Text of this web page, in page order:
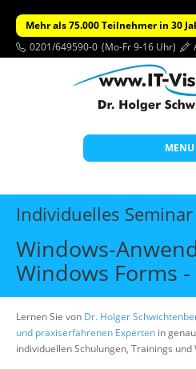
Mehr als 75.000 Teilnehmer in 30
0201/649590-0 (Mo-Fr 9-16 Uhr)
MENU
Start
Themen
Beratung
Individuelle
Offene Seminare
Wissen
Individuelles Seminar
Windows-
Windows Forms
Lernen Sie von Dr. Holger
und praxiserfahrenen Experten in
individuellen Schulungen, Trainings und